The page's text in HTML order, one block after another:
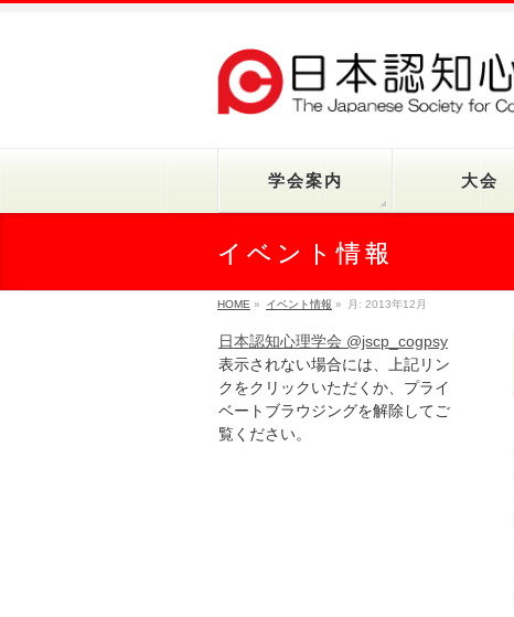
学会案内 大会
イベント情報
HOME » イベント情報 » 月: 2013年12月
日本認知心理学会 @jscp_cogpsy
表示されない場合には、上記リン
クをクリックいただくか、プライ
ベートブラウジングを解除してご
覧ください。